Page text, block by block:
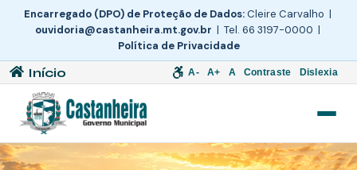
Encarregado (DPO) de Proteção de Dados:Cleire Carvalho |
ouvidoria@castanheira.mt.gov.br | Tel. 66 3197-0000 |
Política de Privacidade
Início A- A+ A Contraste Dislexia